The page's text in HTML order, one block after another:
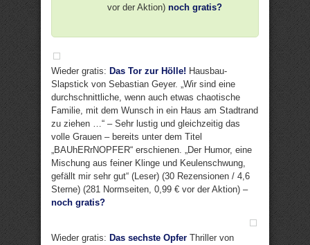
vor der Aktion) noch gratis?
Wieder gratis: Das Tor zur Hölle! Hausbau-
Slapstick von Sebastian Geyer. „Wir sind eine
durchschnittliche, wenn auch etwas chaotische
Familie, mit dem Wunsch in ein Haus am Stadtrand
zu ziehen …“ – Sehr lustig und gleichzeitig das
volle Grauen – bereits unter dem Titel
„BAUhERrNOPFER“ erschienen. „Der Humor, eine
Mischung aus feiner Klinge und Keulenschwung,
gefällt mir sehr gut“ (Leser) (30 Rezensionen / 4,6
Sterne) (281 Normseiten, 0,99 € vor der Aktion) –
noch gratis?
Wieder gratis: Das sechste Opfer Thriller von